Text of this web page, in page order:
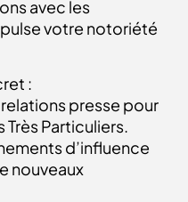
avec les
votre notoriété
:
presse pour
Particuliers.
d’influence
nouveaux